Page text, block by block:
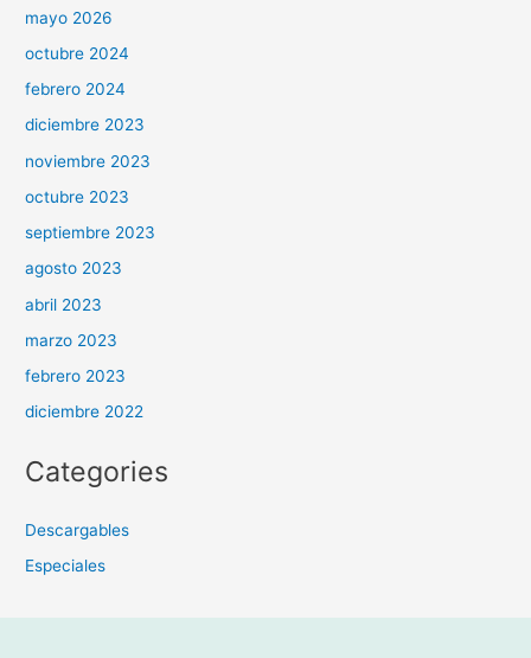
mayo 2026
octubre 2024
febrero 2024
diciembre 2023
noviembre 2023
octubre 2023
septiembre 2023
agosto 2023
abril 2023
marzo 2023
febrero 2023
diciembre 2022
Categories
Descargables
Especiales